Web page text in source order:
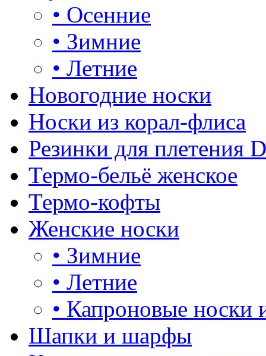
• Осенние
• Зимние
• Летние
Новогодние носки
Носки из корал-флиса
Резинки для плетения
Термо-бельё женское
Термо-кофты
Женские носки
• Зимние
• Летние
• Капроновые носки
Шапки и шарфы